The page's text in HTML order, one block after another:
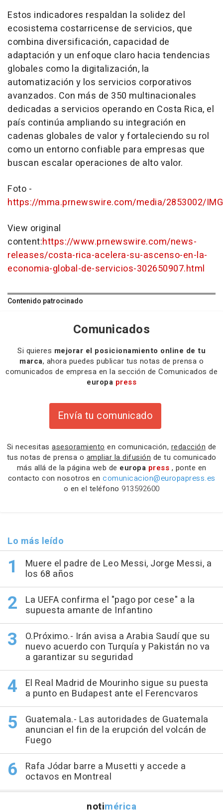
Estos indicadores respaldan la solidez del
ecosistema costarricense de servicios, que
combina diversificación, capacidad de
adaptación y un enfoque claro hacia tendencias
globales como la digitalización, la
automatización y los servicios corporativos
avanzados. Con más de 350 multinacionales
dedicadas a servicios operando en Costa Rica, el
país continúa ampliando su integración en
cadenas globales de valor y fortaleciendo su rol
como un entorno confiable para empresas que
buscan escalar operaciones de alto valor.
Foto -
https://mma.prnewswire.com/media/2853002/
View original
content:https://www.prnewswire.com/news-
releases/costa-rica-acelera-su-ascenso-en-la-
economia-global-de-servicios-302650907.html
Contenido patrocinado
Comunicados
Si quieres mejorar el posicionamiento online de tu
marca, ahora puedes publicar tus notas de prensa o
comunicados de empresa en la sección de Comunicados de
europa press
Envía tu comunicado
Si necesitas asesoramiento en comunicación, redacción de
tus notas de prensa o ampliar la difusión de tu comunicado
más allá de la página web de europa press , ponte en
contacto con nosotros en comunicacion@europapress.es
o en el teléfono 913592600
Lo más leído
Muere el padre de Leo Messi, Jorge Messi, a
los 68 años
La UEFA confirma el "pago por cese" a la
supuesta amante de Infantino
O.Próximo.- Irán avisa a Arabia Saudí que su
nuevo acuerdo con Turquía y Pakistán no va
a garantizar su seguridad
El Real Madrid de Mourinho sigue su puesta
a punto en Budapest ante el Ferencvaros
Guatemala.- Las autoridades de Guatemala
anuncian el fin de la erupción del volcán de
Fuego
Rafa Jódar barre a Musetti y accede a
octavos en Montreal
notimérica